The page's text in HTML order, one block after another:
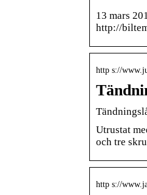
13 mars
http://
http s://
Utrustat
och tre
http s://